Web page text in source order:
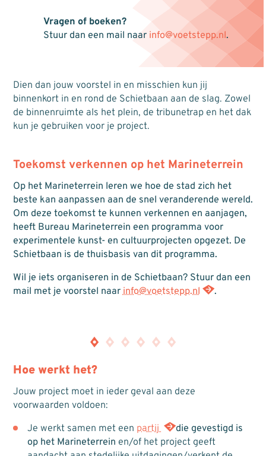
Vragen of boeken?
Stuur dan een mail naar info@voetstepp.nl.
Dien dan jouw voorstel in en misschien kun jij
binnenkort in en rond de Schietbaan aan de slag. Zowel
de binnenruimte als het plein, de tribunetrap en het dak
kun je gebruiken voor je project.
Toekomst verkennen op het Marineterrein
Op het Marineterrein leren we hoe de stad zich het
beste kan aanpassen aan de snel veranderende wereld.
Om deze toekomst te kunnen verkennen en aanjagen,
heeft Bureau Marineterrein een programma voor
experimentele kunst- en cultuurprojecten opgezet. De
Schietbaan is de thuisbasis van dit programma.
Wil je iets organiseren in de Schietbaan? Stuur dan een
mail met je voorstel naarinfo@voetstepp.nl .
Hoe werkt het?
Jouw project moet in ieder geval aan deze
voorwaarden voldoen:
Je werkt samen met een partij
die gevestigd is
op het Marineterrein en/of het project geeft